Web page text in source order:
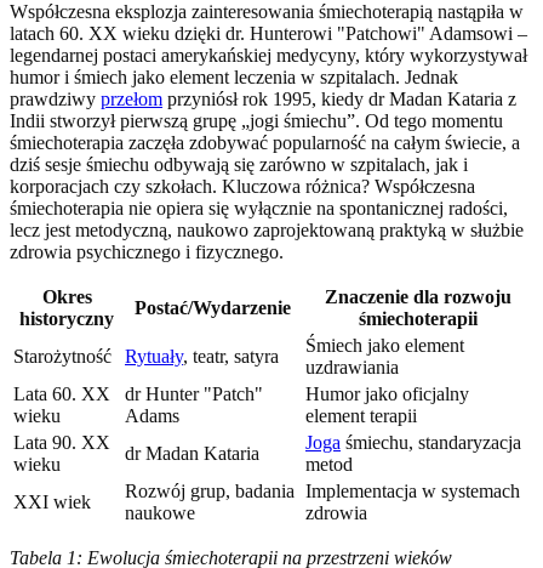
Współczesna eksplozja zainteresowania śmiechoterapią nastąpiła w
latach 60. XX wieku dzięki dr. Hunterowi "Patchowi" Adamsowi –
legendarnej postaci amerykańskiej medycyny, który wykorzystywał
humor i śmiech jako element leczenia w szpitalach. Jednak
prawdziwy przełom przyniósł rok 1995, kiedy dr Madan Kataria z
Indii stworzył pierwszą grupę „jogi śmiechu”. Od tego momentu
śmiechoterapia zaczęła zdobywać popularność na całym świecie, a
dziś sesje śmiechu odbywają się zarówno w szpitalach, jak i
korporacjach czy szkołach. Kluczowa różnica? Współczesna
śmiechoterapia nie opiera się wyłącznie na spontanicznej radości,
lecz jest metodyczną, naukowo zaprojektowaną praktyką w służbie
zdrowia psychicznego i fizycznego.
Okres
historyczny
Postać/Wydarzenie
Znaczenie dla rozwoju
śmiechoterapii
Starożytność
Rytuały, teatr, satyra
Śmiech jako element
uzdrawiania
Lata 60. XX
wieku
dr Hunter "Patch"
Adams
Humor jako oficjalny
element terapii
Lata 90. XX
wieku
dr Madan Kataria
Joga śmiechu, standaryzacja
metod
XXI wiek
Rozwój grup, badania
naukowe
Implementacja w systemach
zdrowia
Tabela 1: Ewolucja śmiechoterapii na przestrzeni wieków